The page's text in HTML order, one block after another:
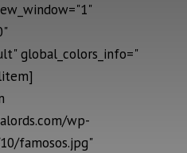
global_colors_info="
wp-
famosos.jpg"